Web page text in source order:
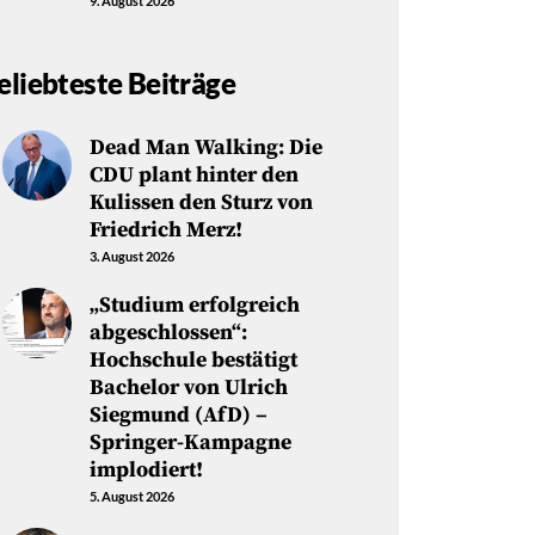
Beiträge
Dead Man Walking: Die
CDU plant hinter den
Kulissen den Sturz von
Friedrich Merz!
3. August 2026
„Studium erfolgreich
abgeschlossen“:
Hochschule bestätigt
Bachelor von Ulrich
Siegmund (AfD) –
Springer-Kampagne
implodiert!
5. August 2026